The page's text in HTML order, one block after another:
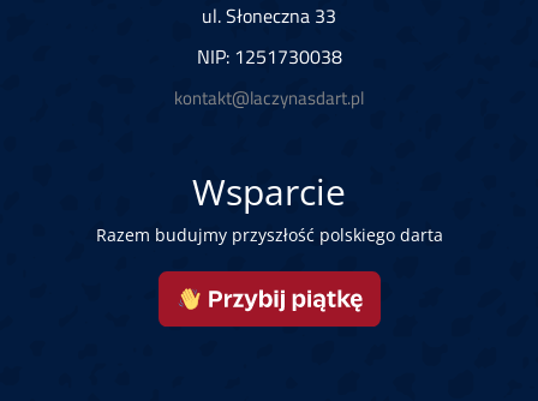
ul. Słoneczna 33
NIP: 1251730038
kontakt@laczynasdart.pl
Wsparcie
Razem budujmy przyszłość polskiego darta